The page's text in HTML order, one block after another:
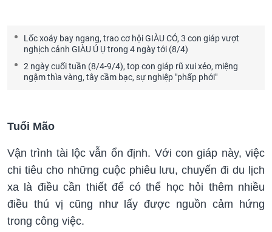
Lốc xoáy bay ngang, trao cơ hội GIÀU CÓ, 3 con giáp vượt
nghịch cảnh GIÀU Ú Ụ trong 4 ngày tới (8/4)
2 ngày cuối tuần (8/4-9/4), top con giáp rũ xui xẻo, miệng
ngậm thìa vàng, tây cầm bạc, sự nghiệp "phấp phới"
Tuổi Mão
Vận trình tài lộc vẫn ổn định. Với con giáp này, việc
chi tiêu cho những cuộc phiêu lưu, chuyến đi du lịch
xa là điều cần thiết để có thể học hỏi thêm nhiều
điều thú vị cũng như lấy được nguồn cảm hứng
trong công việc.